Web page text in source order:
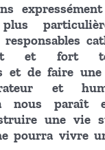
et fort
et de faire
et
nous paraît
une vie
pourra vivre